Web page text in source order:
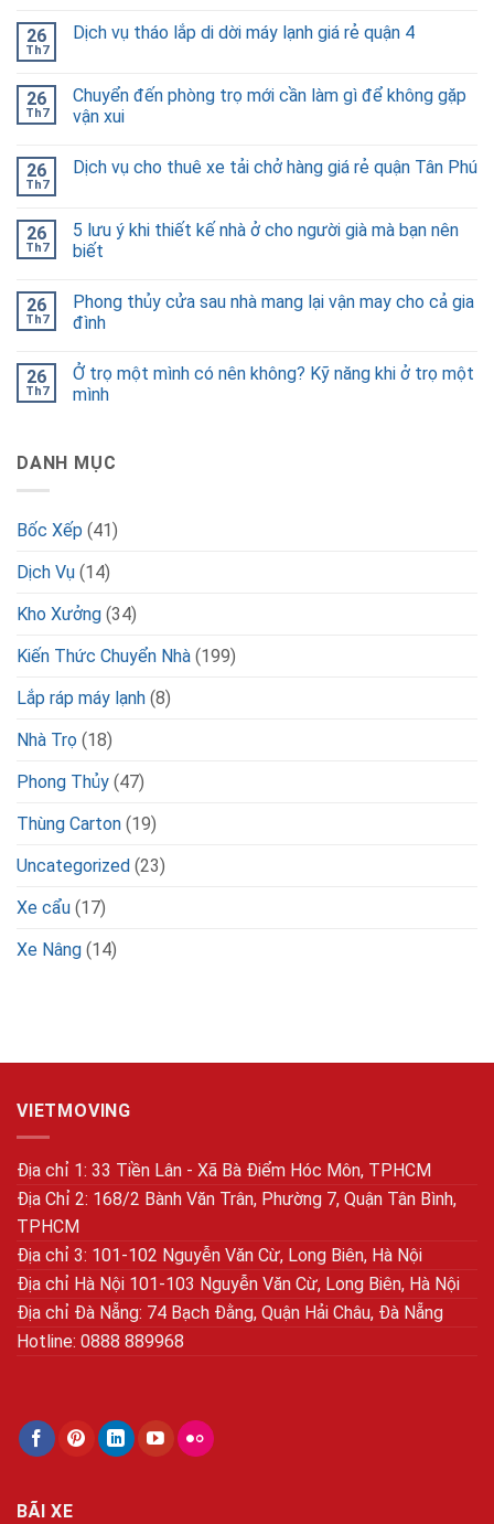
26
Th7
Dịch vụ tháo lắp di dời máy lạnh giá rẻ quận 4
26
Th7
Chuyển đến phòng trọ mới cần làm gì để không gặp
vận xui
26
Th7
Dịch vụ cho thuê xe tải chở hàng giá rẻ quận Tân Phú
26
Th7
5 lưu ý khi thiết kế nhà ở cho người già mà bạn nên
biết
26
Th7
Phong thủy cửa sau nhà mang lại vận may cho cả gia
đình
26
Th7
Ở trọ một mình có nên không? Kỹ năng khi ở trọ một
mình
DANH MỤC
Bốc Xếp (41)
Dịch Vụ (14)
Kho Xưởng (34)
Kiến Thức Chuyển Nhà (199)
Lắp ráp máy lạnh (8)
Nhà Trọ (18)
Phong Thủy (47)
Thùng Carton (19)
Uncategorized (23)
Xe cẩu (17)
Xe Nâng (14)
VIETMOVING
Địa chỉ 1: 33 Tiền Lân - Xã Bà Điểm Hóc Môn, TPHCM
Địa Chỉ 2: 168/2 Bành Văn Trân, Phường 7, Quận Tân Bình,
TPHCM
Địa chỉ 3: 101-102 Nguyễn Văn Cừ, Long Biên, Hà Nội
Địa chỉ Hà Nội 101-103 Nguyễn Văn Cừ, Long Biên, Hà Nội
Địa chỉ Đà Nẵng: 74 Bạch Đằng, Quận Hải Châu, Đà Nẵng
Hotline: 0888 889968
BÃI XE